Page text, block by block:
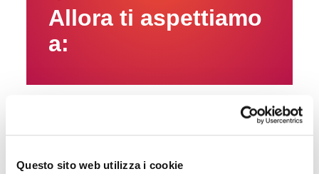
Questo sito web utilizza i cookie
Allora ti aspettiamo
a:
Hotel 2021